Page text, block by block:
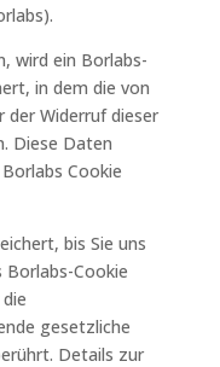
wird ein Borlabs-
in dem die von
der Widerruf dieser
Diese Daten
Cookie
bis Sie uns
Cookie
gesetzliche
Details zur